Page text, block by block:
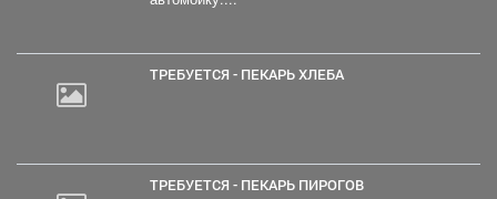
ТРЕБУЕТСЯ - ПЕКАРЬ ХЛЕБА
ТРЕБУЕТСЯ - ПЕКАРЬ ПИРОГОВ